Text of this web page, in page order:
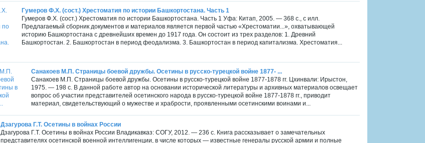
Гумеров Ф.Х. (сост.) Хрестоматия по истории Башкортостана. Часть 1
Гумеров Ф.Х. (сост.) Хрестоматия по истории Башкортостана. Часть 1 Уфа: Китап, 2005. — 368 с., с илл.
Предлагаемый сборник документов и материалов является первой частью «Хрестоматии...», охватывающей
историю Башкортостана с древнейших времен до 1917 года. Он состоит из трех разделов: 1. Древний
Башкортостан. 2. Башкортостан в период феодализма. 3. Башкортостан в период капитализма. Хрестоматия...
Санакоев М.П. Страницы боевой дружбы. Осетины в русско-турецкой войне 1877- ...
Санакоев М.П. Страницы боевой дружбы. Осетины в русско-турецкой войне 1877-1878 гг. Цхинвали: Ирыстон,
1975. — 198 с. В данной работе автор на основании исторической литературы и архивных материалов освещает
вопрос об участии представителей осетинского народа в русско-турецкой войне 1877-1878 гг., приводит
материал, свидетельствующий о мужестве и храбрости, проявленными осетинскими воинами и...
Дзагурова Г.Т. Осетины в войнах России
Дзагурова Г.Т. Осетины в войнах России Владикавказ: СОГУ, 2012. — 236 с. Книга рассказывает о замечательных
представителях осетинской военной интеллигенции, в числе которых — известные генералы русской армии и полные